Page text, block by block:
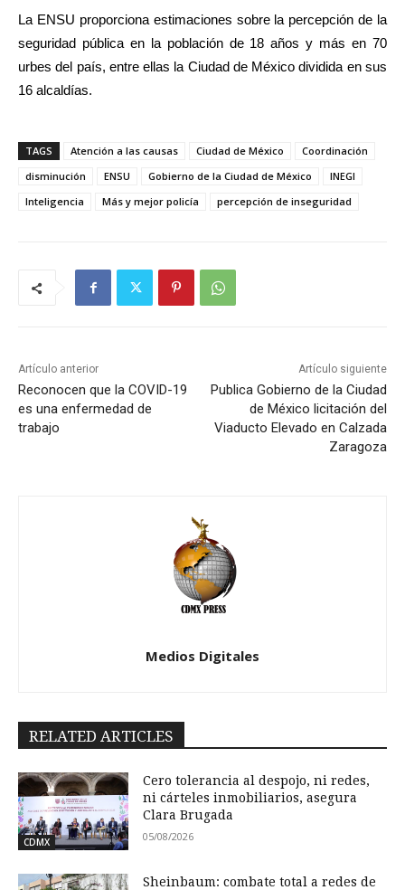
La ENSU proporciona estimaciones sobre la percepción de la
seguridad pública en la población de 18 años y más en 70
urbes del país, entre ellas la Ciudad de México dividida en sus
16 alcaldías.
TAGS Atención a las causas Ciudad de México
Coordinación
disminución
ENSU Gobierno de la Ciudad de México
INEGI
Inteligencia
Más y mejor policía percepción de inseguridad
Artículo anterior
Reconocen que la COVID-19
es una enfermedad de
trabajo
Artículo siguiente
Publica Gobierno de la Ciudad
de México licitación del
Viaducto Elevado en Calzada
Zaragoza
Medios Digitales
RELATED ARTICLES
CDMX
Cero tolerancia al despojo, ni redes,
ni cárteles inmobiliarios, asegura
Clara Brugada
05/08/2026
Sheinbaum: combate total a redes de